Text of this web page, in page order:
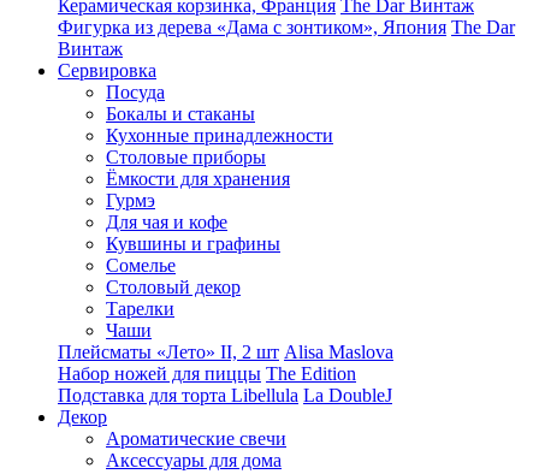
Керамическая корзинка, Франция The Dar Винтаж
Фигурка из дерева «Дама с зонтиком», Япония The Dar
Винтаж
Сервировка
Посуда
Бокалы и стаканы
Кухонные принадлежности
Столовые приборы
Ëмкости для хранения
Гурмэ
Для чая и кофе
Кувшины и графины
Сомелье
Столовый декор
Тарелки
Чаши
Плейсматы «Лето» II, 2 шт Alisa Maslova
Набор ножей для пиццы The Edition
Подставка для торта Libellula La DoubleJ
Декор
Ароматические свечи
Аксессуары для дома